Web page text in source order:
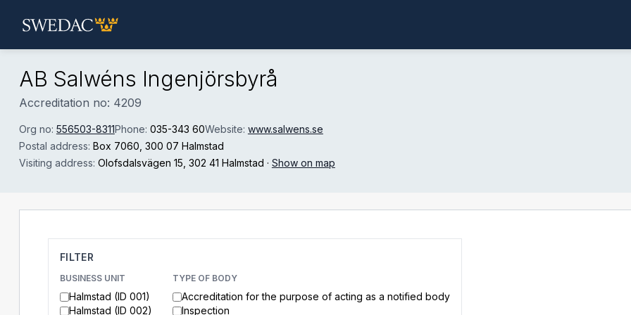
AB Salwéns Ingenjörsbyrå
Accreditation no: 4209
Org no: 556503-8311Phone: 035-343 60Website: www.salwens.se
Postal address: Box 7060 , 300 07 Halmstad
Visiting address: Olofsdalsvägen 15 , 302 41 Halmstad · Show on map
FILTER
BUSINESS UNIT
Halmstad (ID 001)
Halmstad (ID 002)
TYPE OF BODY
Accreditation for the purpose of acting as a notified body
Inspection